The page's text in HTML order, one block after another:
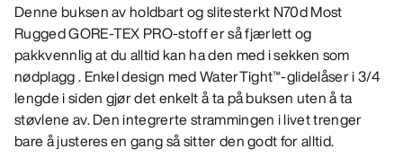
Denne buksen av holdbart og slitesterkt N70d Most
Rugged GORE-TEX PRO-stoff er så fjærlett og
pakkvennlig at du alltid kan ha den med i sekken som
nødplagg . Enkel design med WaterTight™-glidelåser i 3/4
lengde i siden gjør det enkelt å ta på buksen uten å ta
støvlene av. Den integrerte strammingen i livet trenger
bare å justeres en gang så sitter den godt for alltid.